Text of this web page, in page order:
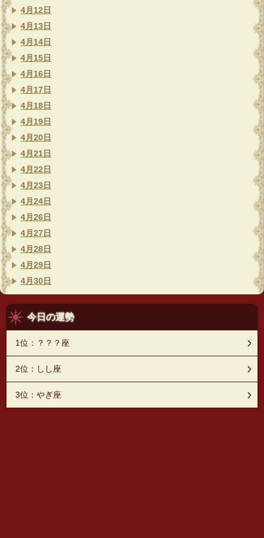
4月12日
4月13日
4月14日
4月15日
4月16日
4月17日
4月18日
4月19日
4月20日
4月21日
4月22日
4月23日
4月24日
4月26日
4月27日
4月28日
4月29日
4月30日
今日の運勢
1位：？？？座
2位：しし座
3位：やぎ座